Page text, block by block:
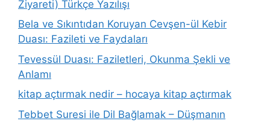
Ziyareti) Türkçe Yazılışı
Bela ve Sıkıntıdan Koruyan Cevşen-ül Kebir
Duası: Fazileti ve Faydaları
Tevessül Duası: Faziletleri, Okunma Şekli ve
Anlamı
kitap açtırmak nedir – hocaya kitap açtırmak
Tebbet Suresi ile Dil Bağlamak – Düşmanın